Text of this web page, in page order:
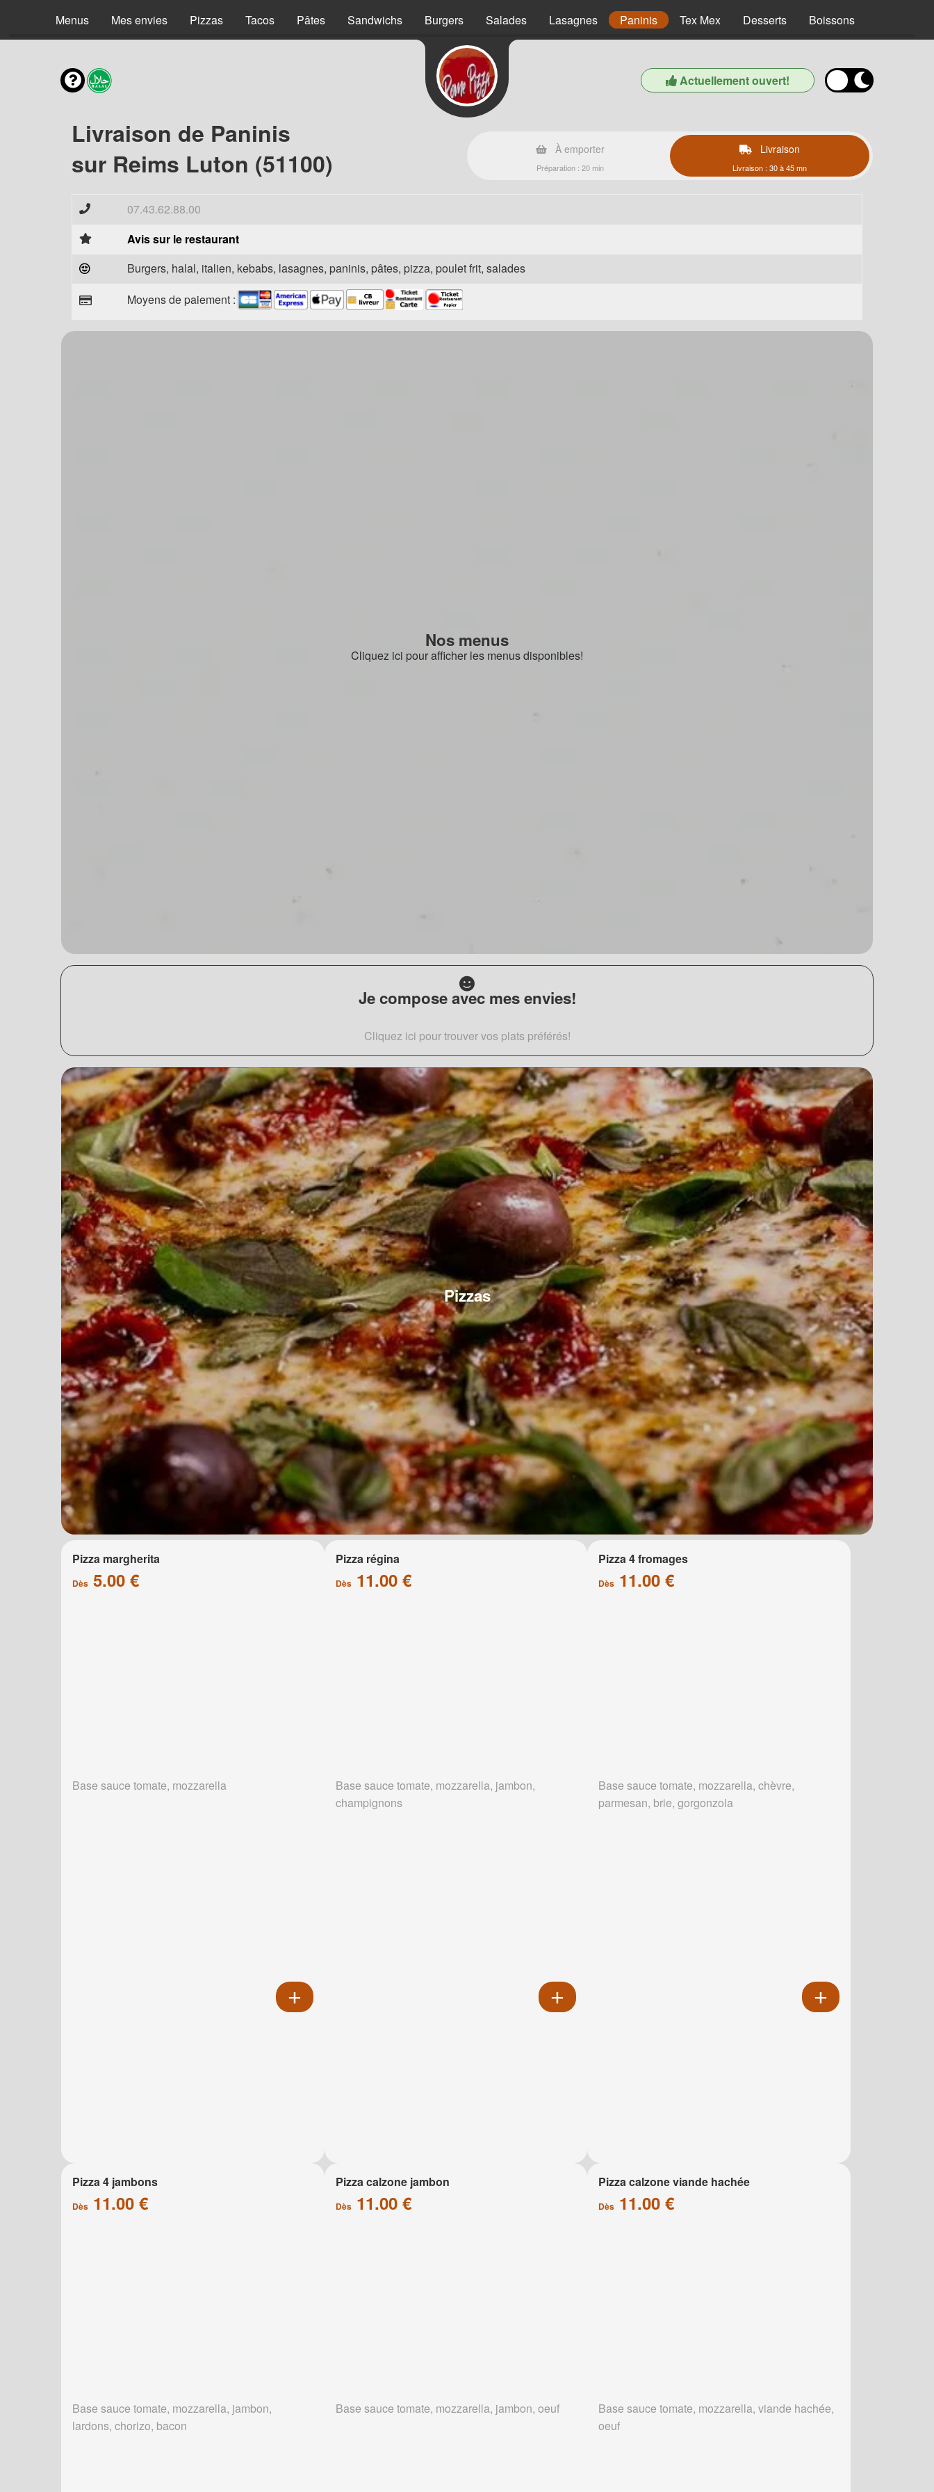
Menus Mes envies Pizzas Tacos Pâtes Sandwichs Burgers Salades Lasagnes Paninis Tex Mex Desserts Boissons
Actuellement ouvert!
Livraison de Paninis
sur Reims Luton (51100)
À emporter
Préparation : 20 min
Livraison
Livraison : 30 à 45 mn
07.43.62.88.00
Avis sur le restaurant
Burgers, halal, italien, kebabs, lasagnes, paninis, pâtes, pizza, poulet frit, salades
Moyens de paiement :
Nos menus
Cliquez ici pour afficher les menus disponibles!
Je compose avec mes envies!
Cliquez ici pour trouver vos plats préférés!
Pizzas
Pizza margherita
Dès 5.00 €
Base sauce tomate, mozzarella
Pizza régina
Dès11.00 €
Base sauce tomate, mozzarella, jambon,
champignons
Pizza 4 fromages
Dès 11.00 €
Base sauce tomate, mozzarella, chèvre,
parmesan, brie, gorgonzola
Pizza 4 jambons
Dès 11.00 €
Base sauce tomate, mozzarella, jambon,
lardons, chorizo, bacon
Pizza calzone jambon
Dès11.00 €
Base sauce tomate, mozzarella, jambon, oeuf
Pizza calzone viande hachée
Dès 11.00 €
Base sauce tomate, mozzarella, viande hachée,
oeuf